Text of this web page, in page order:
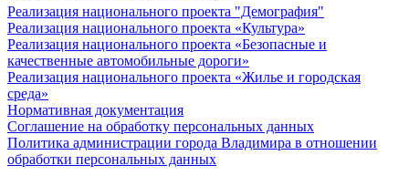
Реализация национального проекта "Демография"
Реализация национального проекта «Культура»
Реализация национального проекта «Безопасные и
качественные автомобильные дороги»
Реализация национального проекта «Жилье и городская
среда»
Нормативная документация
Соглашение на обработку персональных данных
Политика администрации города Владимира в отношении
обработки персональных данных